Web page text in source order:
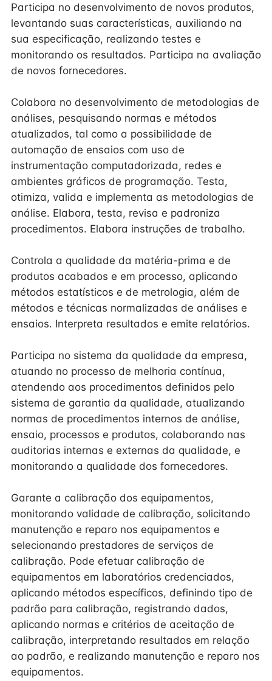
Participa no desenvolvimento de novos produtos,
levantando suas características, auxiliando na
sua especificação, realizando testes e
monitorando os resultados. Participa na avaliação
de novos fornecedores.
Colabora no desenvolvimento de metodologias de
análises, pesquisando normas e métodos
atualizados, tal como a possibilidade de
automação de ensaios com uso de
instrumentação computadorizada, redes e
ambientes gráficos de programação. Testa,
otimiza, valida e implementa as metodologias de
análise. Elabora, testa, revisa e padroniza
procedimentos. Elabora instruções de trabalho.
Controla a qualidade da matéria-prima e de
produtos acabados e em processo, aplicando
métodos estatísticos e de metrologia, além de
métodos e técnicas normalizadas de análises e
ensaios. Interpreta resultados e emite relatórios.
Participa no sistema da qualidade da empresa,
atuando no processo de melhoria contínua,
atendendo aos procedimentos definidos pelo
sistema de garantia da qualidade, atualizando
normas de procedimentos internos de análise,
ensaio, processos e produtos, colaborando nas
auditorias internas e externas da qualidade, e
monitorando a qualidade dos fornecedores.
Garante a calibração dos equipamentos,
monitorando validade de calibração, solicitando
manutenção e reparo nos equipamentos e
selecionando prestadores de serviços de
calibração. Pode efetuar calibração de
equipamentos em laboratórios credenciados,
aplicando métodos específicos, definindo tipo de
padrão para calibração, registrando dados,
aplicando normas e critérios de aceitação de
calibração, interpretando resultados em relação
ao padrão, e realizando manutenção e reparo nos
equipamentos.